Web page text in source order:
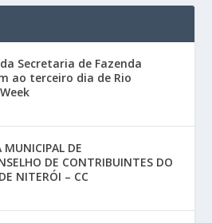
Secretaria de Fazenda
ao terceiro dia de Rio
MUNICIPAL DE
DE CONTRIBUINTES DO
NITERÓI – CC